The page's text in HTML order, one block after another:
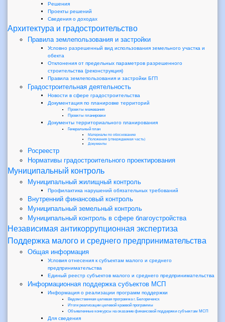
Решения
Проекты решений
Сведения о доходах
Архитектура и градостроительство
Правила землепользования и застройки
Условно разрешенный вид использования земельного участка и
обекта
Отклонения от предельных параметров разрешенного
строительства (реконструкция)
Правила землепользования и застройки БГП
Градостроительная деятельность
Новости в сфере градостроительства
Документация по планировке территорий
Проекты межевания
Проекты планировки
Документы территориального планирования
Генеральный план
Материалы по обоснованию
Положения (утверждаемая часть)
Документы
Росреестр
Нормативы градостроительного проектирования
Муниципальный контроль
Муниципальный жилищный контроль
Профилактика нарушений обязательных требований
Внутренний финансовый контроль
Муниципальный земельный контроль
Муниципальный контроль в сфере благоустройства
Независимая антикоррупционная экспертиза
Поддержка малого и среднего предпринимательства
Общая информация
Условия отнесения к субъектам малого и среднего
предпринимательства
Единый реестр субъектов малого и среднего предпринимательства
Информационная поддержка субъектов МСП
Информация о реализации программ поддержки
Ведомственная целевая программа г. Белореченск
Итоги реализации целевой краевой программы
Объявленные конкурсы на оказание финансовой поддержки субъектам МСП
Для сведения